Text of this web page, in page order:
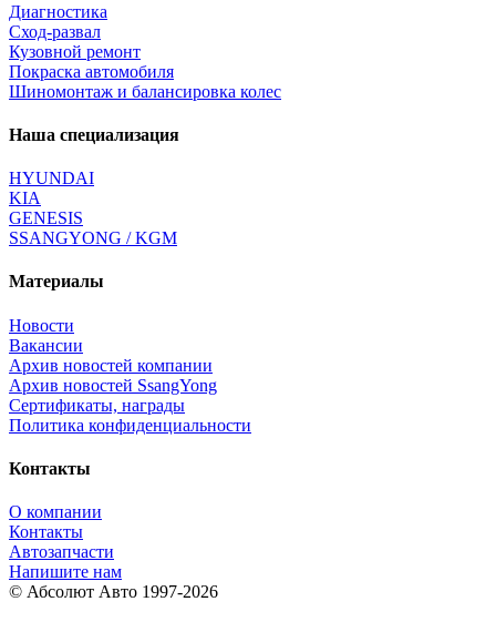
Диагностика
Сход-развал
Кузовной ремонт
Покраска автомобиля
Шиномонтаж и балансировка колес
Наша специализация
HYUNDAI
KIA
GENESIS
SSANGYONG / KGM
Материалы
Новости
Вакансии
Архив новостей компании
Архив новостей SsangYong
Сертификаты, награды
Политика конфиденциальности
Контакты
О компании
Контакты
Автозапчасти
Напишите нам
© Абсолют Авто 1997-2026